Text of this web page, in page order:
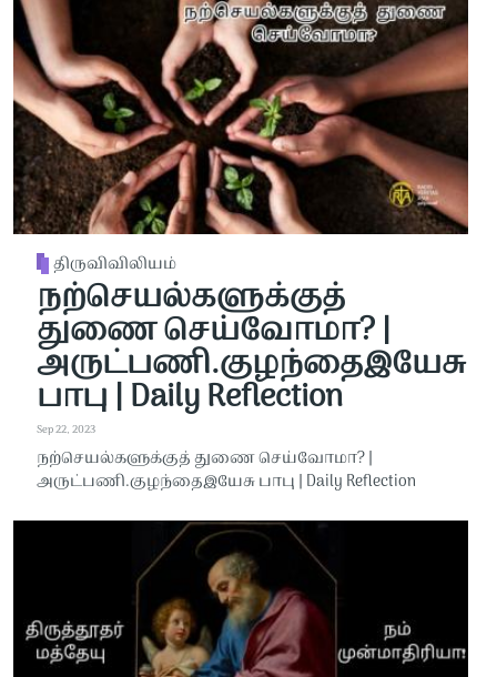
திருவிவிலியம்
நற்செயல்களுக்குத்
துணை செய்வோமா? |
அருட்பணி.குழந்தைஇயேசு
பாபு | Daily Reflection
Sep 22, 2023
நற்செயல்களுக்குத் துணை செய்வோமா? |
அருட்பணி.குழந்தைஇயேசு பாபு | Daily Reflection